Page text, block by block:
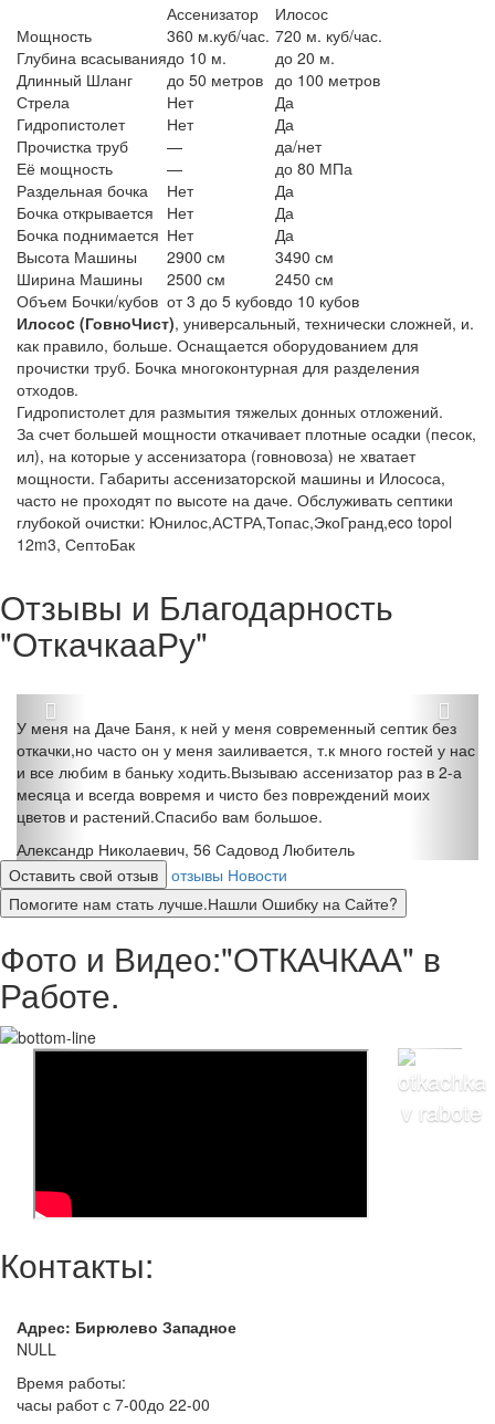
Ассенизатор
Илосос
Мощность
360 м.куб/час. 720 м. куб/час.
Глубина всасываниядо 10 м.
до 20 м.
Длинный Шланг
до 50 метров до 100 метров
Стрела
Нет
Да
Гидропистолет
Нет
Да
Прочистка труб
—
да/нет
Её мощность
—
до 80 МПа
Раздельная бочка
Нет
Да
Бочка открывается
Нет
Да
Бочка поднимается Нет
Да
Высота Машины
2900 см
3490 см
Ширина Машины
2500 см
2450 см
Объем Бочки/кубов от 3 до 5 кубовдо 10 кубов
Илосоc (ГовноЧист), универсальный, технически сложней, и.
как правило, больше. Оснащается оборудованием для
прочистки труб. Бочка многоконтурная для разделения
отходов.
Гидропистолет для размытия тяжелых донных отложений.
За счет большей мощности откачивает плотные осадки (песок,
ил), на которые у ассенизатора (говновоза) не хватает
мощности. Габариты ассенизаторской машины и Илососа,
часто не проходят по высоте на даче. Обслуживать септики
глубокой очистки: Юнилос,АСТРА,Топас,ЭкоГранд,eco topol
12m3, СептоБак
Отзывы и Благодарность
"ОткачкааРу"
У меня на Даче Баня, к ней у меня современный септик без
откачки,но часто он у меня заиливается, т.к много гостей у нас
и все любим в баньку ходить.Вызываю ассенизатор раз в 2-а
месяца и всегда вовремя и чисто без повреждений моих
цветов и растений.Спасибо вам большое.
Александр Николаевич, 56 Садовод Любитель
Оставить свой отзыв отзывы Новости
Помогите нам стать лучше.Нашли Ошибку на Сайте?
Фото и Видео:"ОТКАЧКАА" в
Работе.
Контакты:
Адрес: Бирюлево Западное
NULL
Время работы:
часы работ с 7-00до 22-00